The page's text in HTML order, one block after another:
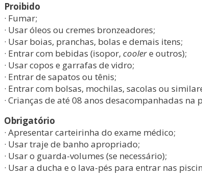
Proibido
· Fumar;
· Usar óleos ou cremes bronzeadores;
· Usar boias, pranchas, bolas e demais itens;
· Entrar com bebidas (isopor, coolere outros);
· Usar copos e garrafas de vidro;
· Entrar de sapatos ou tênis;
· Entrar com bolsas, mochilas, sacolas ou
· Crianças de até 08 anos desacompanhadas na
Obrigatório
· Apresentar carteirinha do exame médico;
· Usar traje de banho apropriado;
· Usar o guarda-volumes (se necessário);
· Usar a ducha e o lava-pés para entrar nas